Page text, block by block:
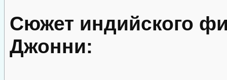
Сюжет индийского
Джонни: